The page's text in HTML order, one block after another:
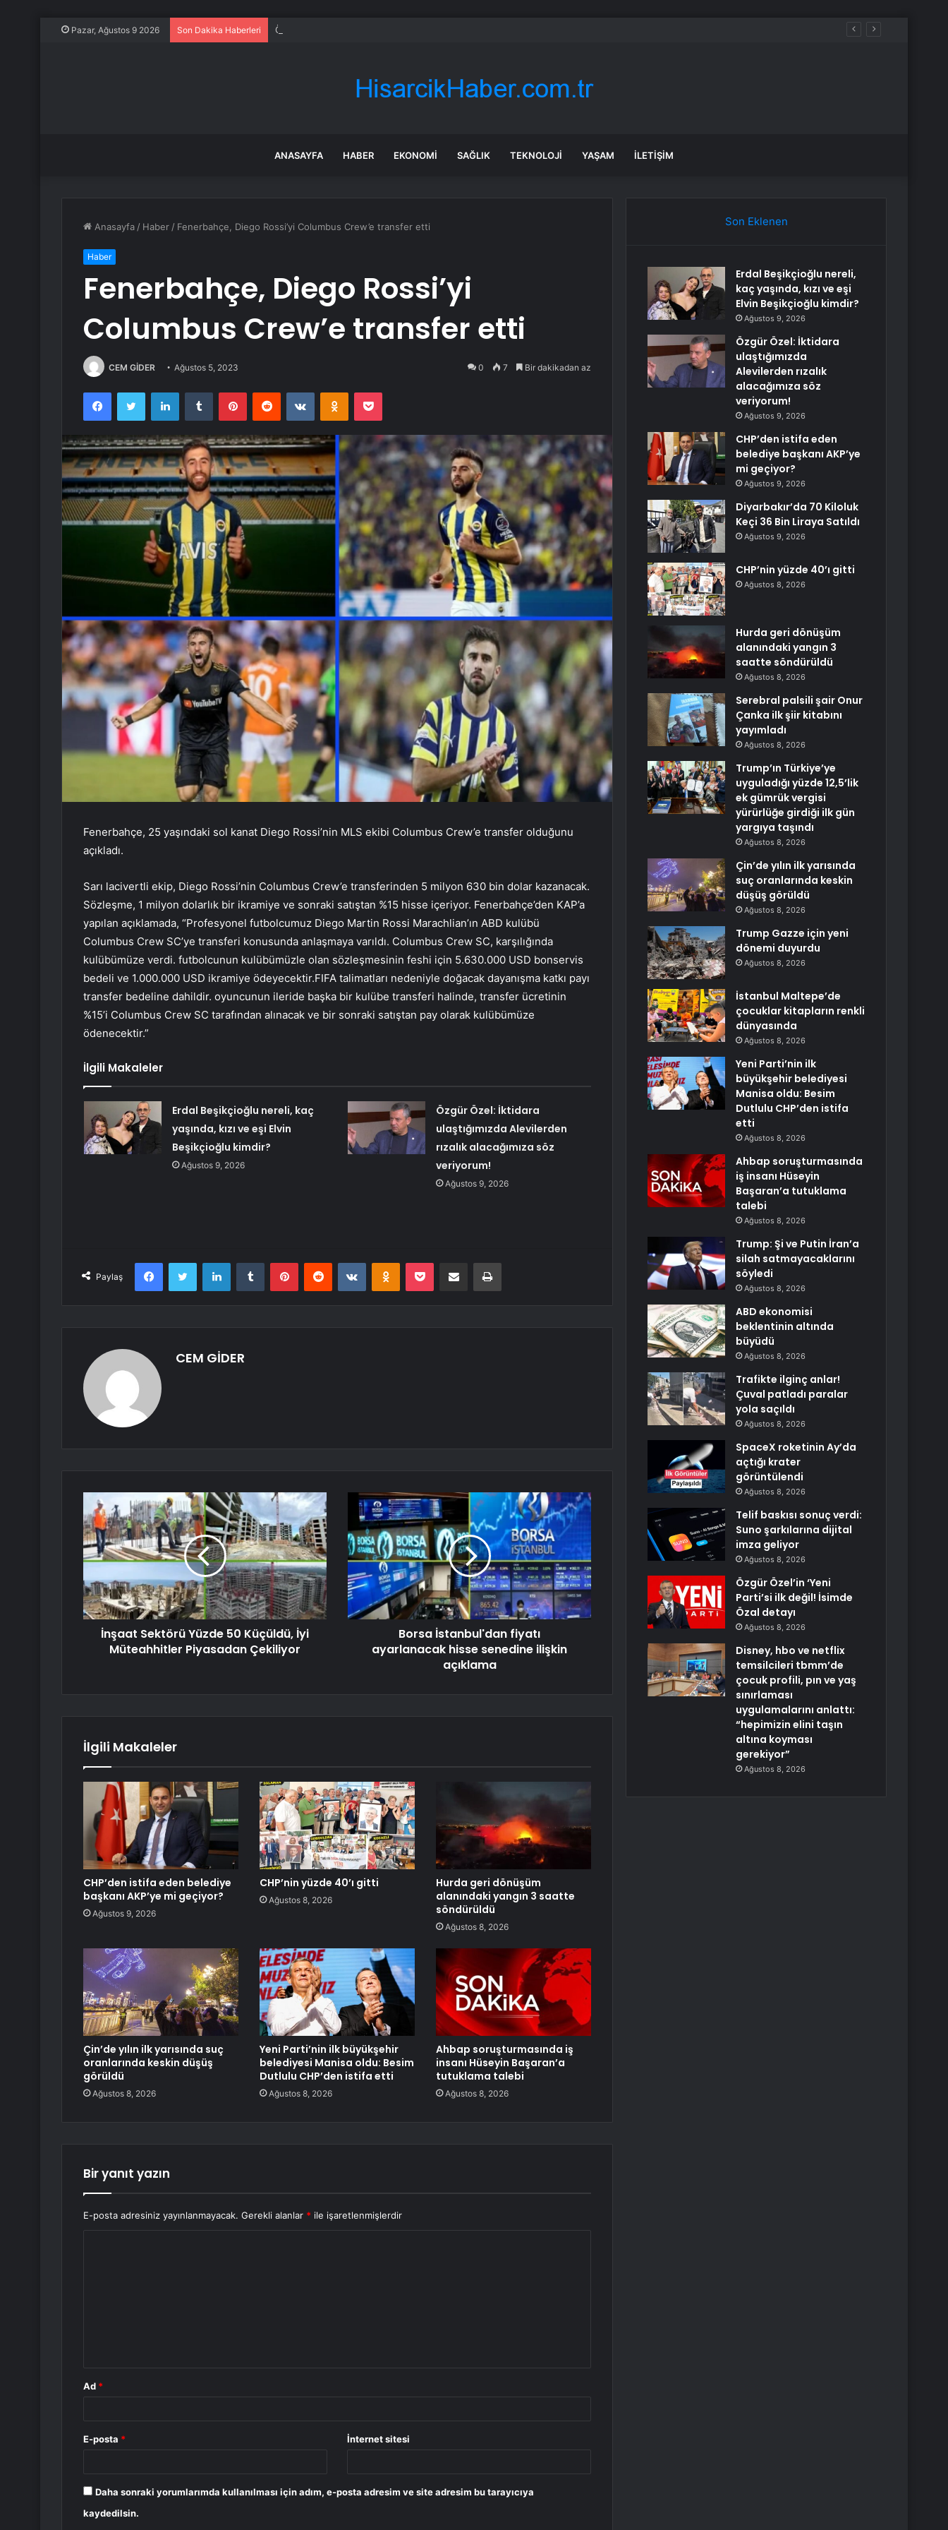
Pazar, Ağustos 9 2026 Son Dakika Haberleri Özgür Özel: İktidara ulaştığımızda Alevilerden rızalık alacağımıza söz veriyorum!
ANASAYFA HABER EKONOMI SAĞLIK TEKNOLOJI YAŞAM İLETIŞIM
Anasayfa / Haber / Fenerbahçe, Diego Rossi’yi Columbus Crew’e transfer etti
Haber
Fenerbahçe, Diego Rossi’yi
Columbus Crew’e transfer etti
CEM GİDER Ağustos 5, 2023 0 7 Bir dakikadan az
FacebookTwitter LinkedInTumblr PinterestReddit VKontakteOdnoklassniki
Pocket
Fenerbahçe, 25 yaşındaki sol kanat Diego Rossi’nin MLS ekibi Columbus Crew’e transfer olduğunu
açıkladı.
Sarı lacivertli ekip, Diego Rossi’nin Columbus Crew’e transferinden 5 milyon 630 bin dolar kazanacak.
Sözleşme, 1 milyon dolarlık bir ikramiye ve sonraki satıştan %15 hisse içeriyor. Fenerbahçe’den KAP’a
yapılan açıklamada, “Profesyonel futbolcumuz Diego Martin Rossi Marachlian’ın ABD kulübü
Columbus Crew SC’ye transferi konusunda anlaşmaya varıldı. Columbus Crew SC, karşılığında
kulübümüze verdi. futbolcunun kulübümüzle olan sözleşmesinin feshi için 5.630.000 USD bonservis
bedeli ve 1.000.000 USD ikramiye ödeyecektir.FIFA talimatları nedeniyle doğacak dayanışma katkı payı
transfer bedeline dahildir. oyuncunun ileride başka bir kulübe transferi halinde, transfer ücretinin
%15’i Columbus Crew SC tarafından alınacak ve bir sonraki satıştan pay olarak kulübümüze
ödenecektir.”
İlgili Makaleler
Erdal Beşikçioğlu nereli, kaç
yaşında, kızı ve eşi Elvin
Beşikçioğlu kimdir?
Ağustos 9, 2026
Özgür Özel: İktidara
ulaştığımızda Alevilerden
rızalık alacağımıza söz
veriyorum!
Ağustos 9, 2026
Paylaş
FacebookTwitter LinkedInTumblr PinterestReddit VKontakteOdnoklassniki
Pocket E-Posta ile paylaş Yazdır
CEM GİDER
İnşaat Sektörü Yüzde 50 Küçüldü, İyi
Müteahhitler Piyasadan Çekiliyor
Borsa İstanbul'dan fiyatı
ayarlanacak hisse senedine ilişkin
açıklama
İlgili Makaleler
CHP’den istifa eden belediye
başkanı AKP’ye mi geçiyor?
Ağustos 9, 2026
CHP’nin yüzde 40’ı gitti
Ağustos 8, 2026
Hurda geri dönüşüm
alanındaki yangın 3 saatte
söndürüldü
Ağustos 8, 2026
Çin’de yılın ilk yarısında suç
oranlarında keskin düşüş
görüldü
Ağustos 8, 2026
Yeni Parti’nin ilk büyükşehir
belediyesi Manisa oldu: Besim
Dutlulu CHP’den istifa etti
Ağustos 8, 2026
Ahbap soruşturmasında iş
insanı Hüseyin Başaran’a
tutuklama talebi
Ağustos 8, 2026
Bir yanıt yazın
E-posta adresiniz yayınlanmayacak. Gerekli alanlar * ile işaretlenmişlerdir
Ad *
E-posta * İnternet sitesi
Daha sonraki yorumlarımda kullanılması için adım, e-posta adresim ve site adresim bu tarayıcıya
kaydedilsin.
Son Eklenen
Erdal Beşikçioğlu nereli,
kaç yaşında, kızı ve eşi
Elvin Beşikçioğlu kimdir?
Ağustos 9, 2026
Özgür Özel: İktidara
ulaştığımızda
Alevilerden rızalık
alacağımıza söz
veriyorum!
Ağustos 9, 2026
CHP’den istifa eden
belediye başkanı AKP’ye
mi geçiyor?
Ağustos 9, 2026
Diyarbakır’da 70 Kiloluk
Keçi 36 Bin Liraya Satıldı
Ağustos 9, 2026
CHP’nin yüzde 40’ı gitti
Ağustos 8, 2026
Hurda geri dönüşüm
alanındaki yangın 3
saatte söndürüldü
Ağustos 8, 2026
Serebral palsili şair Onur
Çanka ilk şiir kitabını
yayımladı
Ağustos 8, 2026
Trump’ın Türkiye’ye
uyguladığı yüzde 12,5’lik
ek gümrük vergisi
yürürlüğe girdiği ilk gün
yargıya taşındı
Ağustos 8, 2026
Çin’de yılın ilk yarısında
suç oranlarında keskin
düşüş görüldü
Ağustos 8, 2026
Trump Gazze için yeni
dönemi duyurdu
Ağustos 8, 2026
İstanbul Maltepe’de
çocuklar kitapların renkli
dünyasında
Ağustos 8, 2026
Yeni Parti’nin ilk
büyükşehir belediyesi
Manisa oldu: Besim
Dutlulu CHP’den istifa
etti
Ağustos 8, 2026
Ahbap soruşturmasında
iş insanı Hüseyin
Başaran’a tutuklama
talebi
Ağustos 8, 2026
Trump: Şi ve Putin İran’a
silah satmayacaklarını
söyledi
Ağustos 8, 2026
ABD ekonomisi
beklentinin altında
büyüdü
Ağustos 8, 2026
Trafikte ilginç anlar!
Çuval patladı paralar
yola saçıldı
Ağustos 8, 2026
SpaceX roketinin Ay’da
açtığı krater
görüntülendi
Ağustos 8, 2026
Telif baskısı sonuç verdi:
Suno şarkılarına dijital
imza geliyor
Ağustos 8, 2026
Özgür Özel’in ‘Yeni
Parti’si ilk değil! İsimde
Özal detayı
Ağustos 8, 2026
Disney, hbo ve netflix
temsilcileri tbmm’de
çocuk profili, pın ve yaş
sınırlaması
uygulamalarını anlattı:
“hepimizin elini taşın
altına koyması
gerekiyor”
Ağustos 8, 2026